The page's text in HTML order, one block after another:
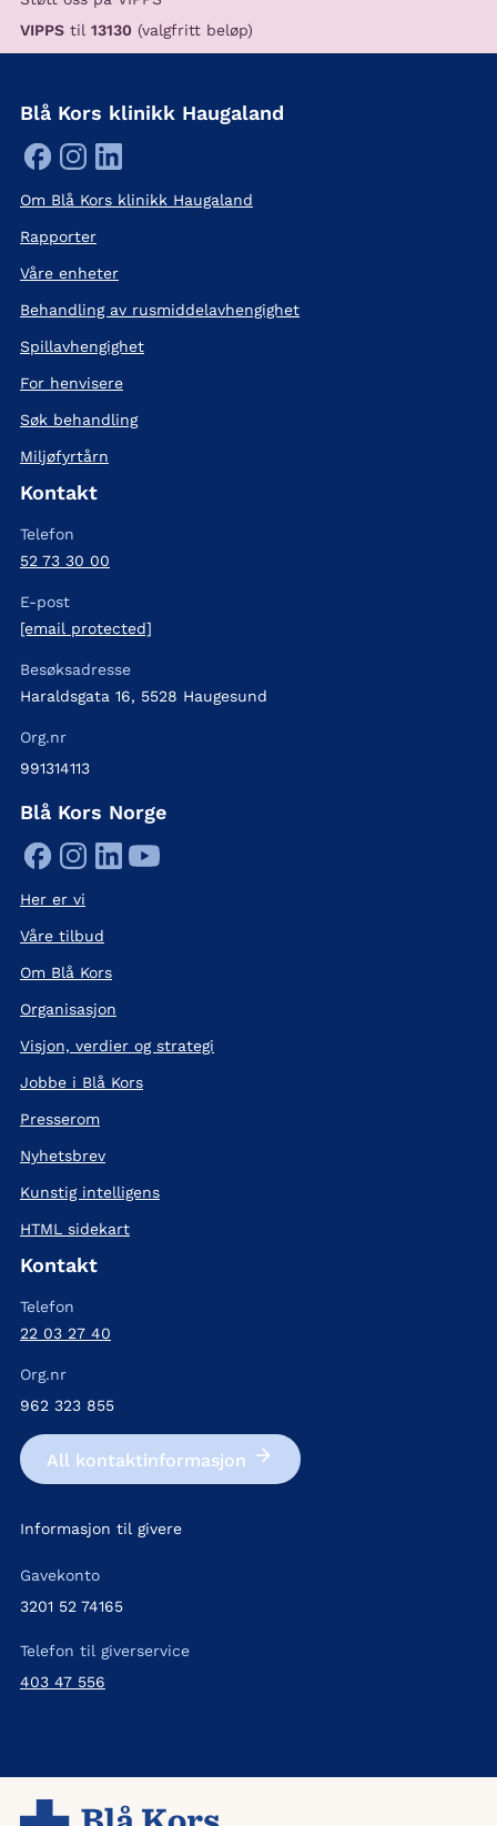
VIPPS til 13130 (valgfritt beløp)
Blå Kors klinikk Haugaland
Om Blå Kors klinikk Haugaland
Rapporter
Våre enheter
Behandling av rusmiddelavhengighet
Spillavhengighet
For henvisere
Søk behandling
Miljøfyrtårn
Kontakt
Telefon
52 73 30 00
E-post
[email protected]
Besøksadresse
Haraldsgata 16, 5528 Haugesund
Org.nr
991314113
Blå Kors Norge
Her er vi
Våre tilbud
Om Blå Kors
Organisasjon
Visjon, verdier og strategi
Jobbe i Blå Kors
Presserom
Nyhetsbrev
Kunstig intelligens
HTML sidekart
Kontakt
Telefon
22 03 27 40
Org.nr
962 323 855
All kontakt­informasjon
Informasjon til givere
Gavekonto
3201 52 74165
Telefon til giverservice
403 47 556